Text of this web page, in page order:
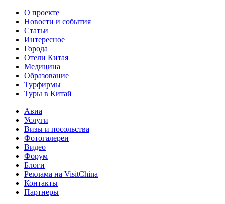
О проекте
Новости и события
Статьи
Интересное
Города
Отели Китая
Медицина
Образование
Турфирмы
Туры в Китай
Авиа
Услуги
Визы и посольства
Фотогалереи
Видео
Форум
Блоги
Реклама на VisitChina
Контакты
Партнеры